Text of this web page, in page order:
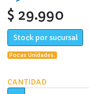
$ 29.990
Stock por sucursal
Pocas Unidades.
CANTIDAD